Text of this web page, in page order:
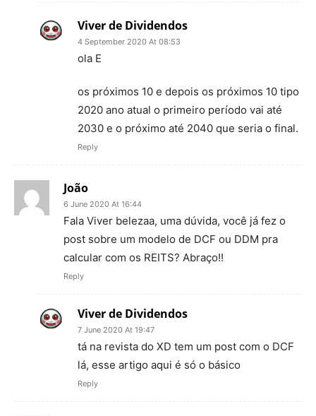
Viver de Dividendos
4 September 2020 At 08:53
ola E
os próximos 10 e depois os próximos 10 tipo
2020 ano atual o primeiro período vai até
2030 e o próximo até 2040 que seria o final.
Reply
João
6 June 2020 At 16:44
Fala Viver belezaa, uma dúvida, você já fez o
post sobre um modelo de DCF ou DDM pra
calcular com os REITS? Abraço!!
Reply
Viver de Dividendos
7 June 2020 At 19:47
tá na revista do XD tem um post com o DCF
lá, esse artigo aqui é só o básico
Reply